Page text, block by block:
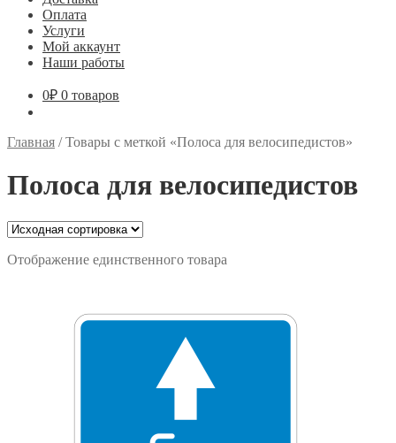
Оплата
Услуги
Мой аккаунт
Наши работы
0₽ 0 товаров
Главная /Товары с меткой «Полоса для велосипедистов»
Полоса для велосипедистов
Отображение единственного товара